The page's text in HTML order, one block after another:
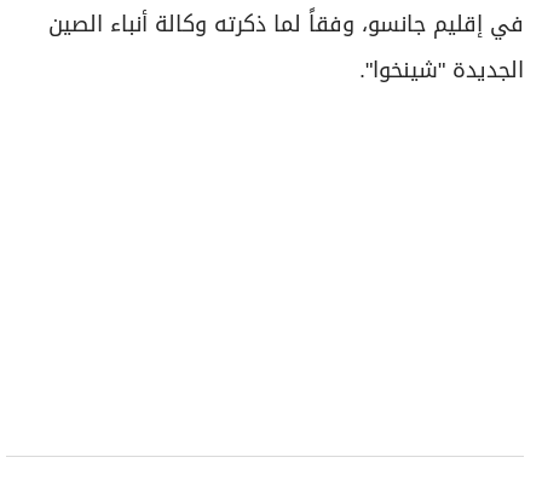
في إقليم جانسو، وفقاً لما ذكرته وكالة أنباء الصين
الجديدة "شينخوا".